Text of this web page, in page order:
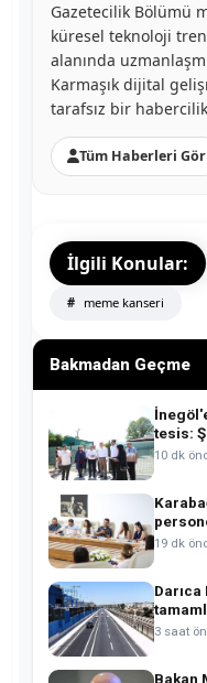
Gazetecilik Bölümü
küresel teknoloji
alanında
Karmaşık dijital
tarafsız bir
Tüm Haberleri Gör
İlgili Konular:
meme kanseri
Bakmadan Geçme
tesis:
10 dk
sahibi
19 dk
3 saat
Bakan